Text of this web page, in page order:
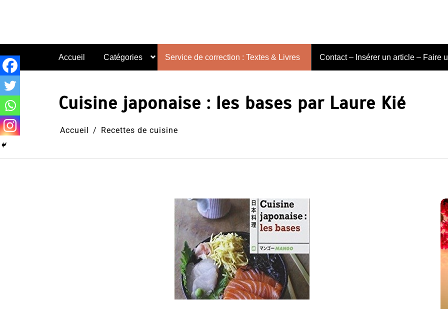
Accueil Catégories Service de correction : Textes & Livres Contact – Insérer un article – Faire
Cuisine japonaise : les bases par Laure Kié
Accueil Recettes de cuisine